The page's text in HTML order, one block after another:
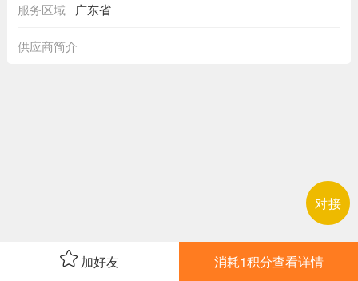
对接
服务区域 广东省
供应商简介
加好友 消耗1积分查看详情